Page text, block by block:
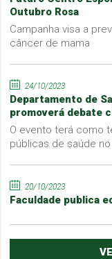
Outubro Rosa
Campanha visa a
câncer de mama
24/10/2023
Departamento de
promoverá debate
O evento terá como
públicas de saúde
20/10/2023
Faculdade publica